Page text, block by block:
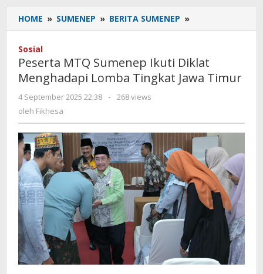
HOME » SUMENEP » BERITA SUMENEP »
MTQ
Ikuti
Diklat
Menghadapi
Sosial
Peserta MTQ Sumenep Ikuti Diklat
Menghadapi Lomba Tingkat Jawa Timur
4 September 2025 22:38
oleh
-
268 views
oleh Fikhesa